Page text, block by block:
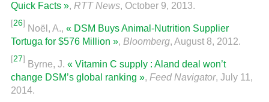
Quick Facts », RTT News, October 9, 2013.
[26]
Noël, A., « DSM Buys Animal-Nutrition Supplier
Tortuga for $576 Million », Bloomberg, August 8, 2012.
[27]
Byrne, J. « Vitamin C supply : Aland deal won’t
change DSM’s global ranking », Feed Navigator, July 11,
2014.